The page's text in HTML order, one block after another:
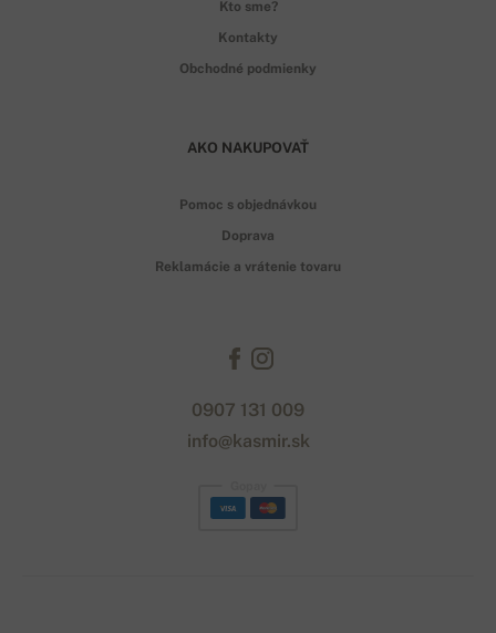
Kto sme?
Kontakty
Obchodné podmienky
AKO NAKUPOVAŤ
Pomoc s objednávkou
Doprava
Reklamácie a vrátenie tovaru
0907 131 009
info@kasmir.sk